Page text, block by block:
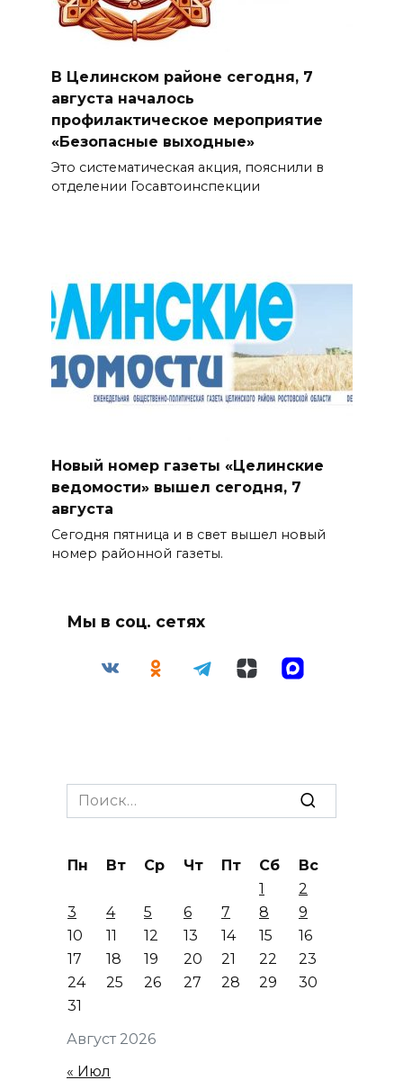
В Целинском районе сегодня, 7
августа началось
профилактическое мероприятие
«Безопасные выходные»
Это систематическая акция, пояснили в
отделении Госавтоинспекции
Новый номер газеты «Целинские
ведомости» вышел сегодня, 7
августа
Сегодня пятница и в свет вышел новый
номер районной газеты.
Мы в соц. сетях
Search
for:
Август 2026
Пн Вт Ср Чт Пт Сб
Вс
1
2
3
4 5 6 7 8
9
10
11 12 13 14 15
16
17
18 19 20 21 22
23
24
25 26 27 28 29
30
31
« Июл